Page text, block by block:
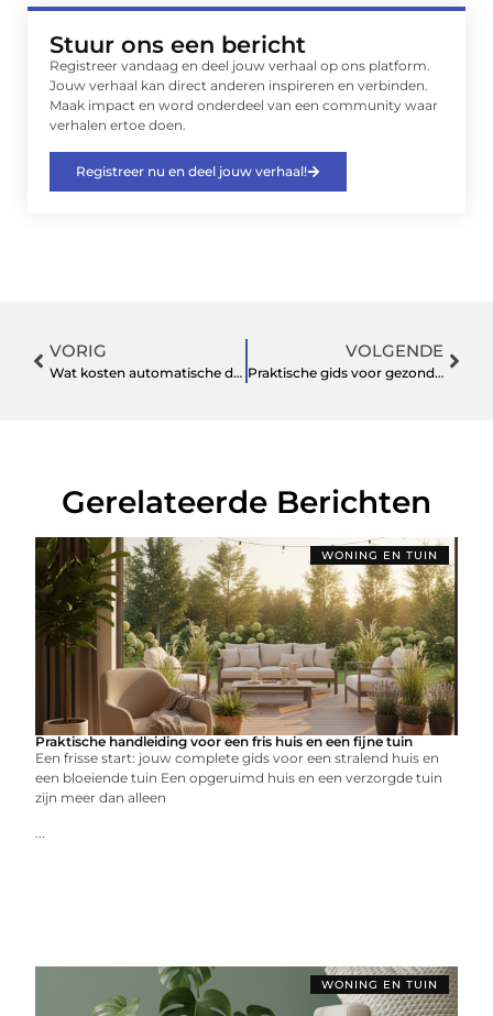
Stuur ons een bericht
Registreer vandaag en deel jouw verhaal op ons platform.
Jouw verhaal kan direct anderen inspireren en verbinden.
Maak impact en word onderdeel van een community waar
verhalen ertoe doen.
Registreer nu en deel jouw verhaal!
VORIG
Wat kosten automatische deuren en wat leveren ze op voor bedrijven?
VOLGENDE
Praktische gids voor gezond wonen en tuinonderhoud
Gerelateerde Berichten
WONING EN TUIN
Praktische handleiding voor een fris huis en een fijne tuin
Een frisse start: jouw complete gids voor een stralend huis en
een bloeiende tuin Een opgeruimd huis en een verzorgde tuin
zijn meer dan alleen
...
WONING EN TUIN